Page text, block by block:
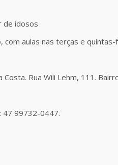
de idosos
com aulas nas terças e quintas-
Costa. Rua Wili Lehm, 111.
47 99732-0447.